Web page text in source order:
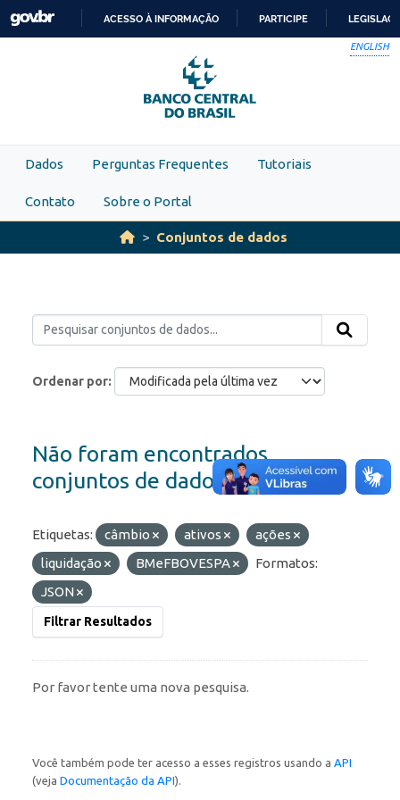
Skip to main content
PARA
O
CONTEÚDO
ACESSO À INFORMAÇÃO PARTICIPE
ENGLISH
Dados Perguntas Frequentes Tutoriais
Contato Sobre o Portal
Conjuntos de dados
Ordenar por
Não foram encontrados
conjuntos de dados
Etiquetas: câmbio ativos
ações
liquidação
BMeFBOVESPA
Formatos:
JSON
Filtrar Resultados
Por favor tente uma nova pesquisa.
Você também pode ter acesso a esses registros usando a API
(veja Documentação da API).